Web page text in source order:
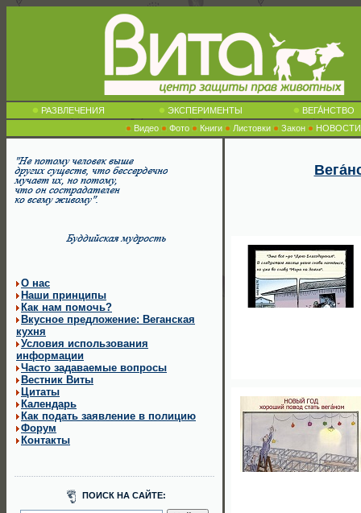
РАЗВЛЕЧЕНИЯ ЭКСПЕРИМЕНТЫ
ВЕГА́НСТВО
Видео
Фото Книги Листовки Закон НОВОСТИ
О нас
Наши принципы
Как нам помочь?
Вкусное предложение: Веганская
кухня
Условия использования
информации
Часто задаваемые вопросы
Вестник Виты
Цитаты
Календарь
Как подать заявление в полицию
Форум
Контакты
ПОИСК НА САЙТЕ: